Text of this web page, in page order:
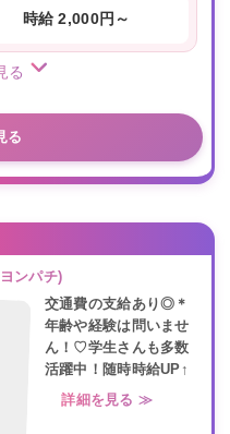
時給 2,000円～
る
る
ンパチ)
交通費の支給あり◎＊
年齢や経験は問いませ
ん！♡学生さんも多数
活躍中！随時時給UP↑
詳細を見る ≫